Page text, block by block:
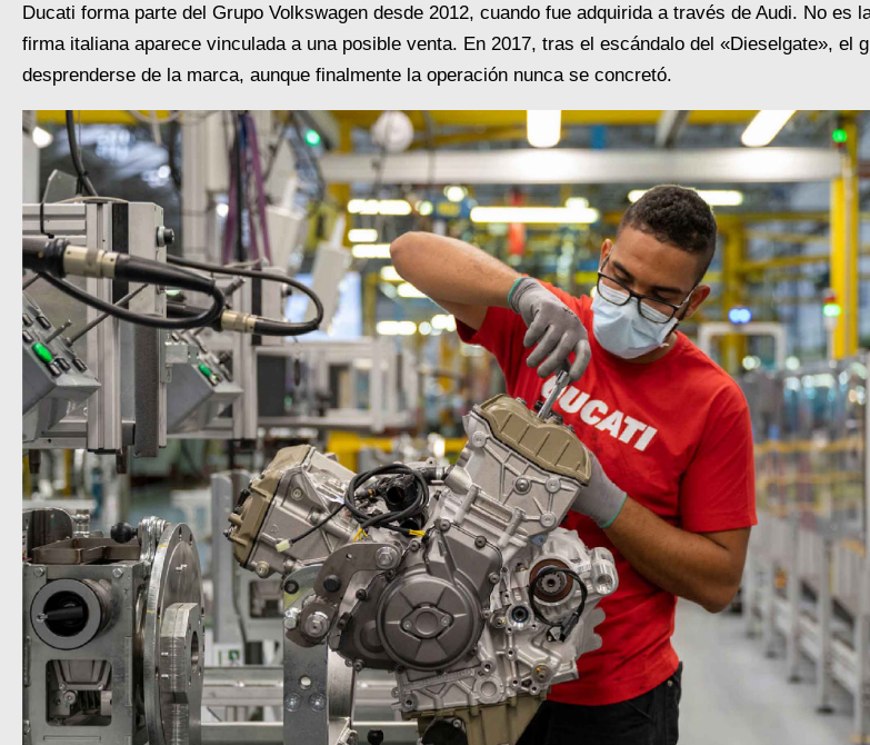
Ducati forma parte del Grupo Volkswagen desde 2012, cuando fue adquirida a través de Audi. No es
firma italiana aparece vinculada a una posible venta. En 2017, tras el escándalo del «Dieselgate», el
desprenderse de la marca, aunque finalmente la operación nunca se concretó.